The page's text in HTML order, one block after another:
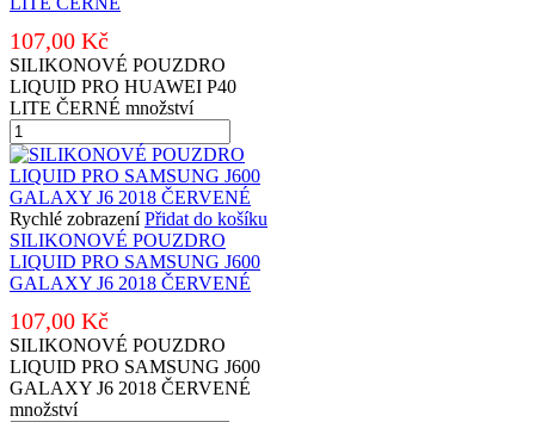
107,00 Kč
SILIKONOVÉ POUZDRO
LIQUID PRO HUAWEI P40
LITE ČERNÉ množství
Rychlé zobrazení Přidat do košíku
SILIKONOVÉ POUZDRO
LIQUID PRO SAMSUNG J600
GALAXY J6 2018 ČERVENÉ
107,00 Kč
SILIKONOVÉ POUZDRO
LIQUID PRO SAMSUNG J600
GALAXY J6 2018 ČERVENÉ
množství